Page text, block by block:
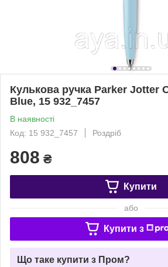
Кулькова ручка Parker Jotter
Blue, 15 932_7457
В наявності
Код: 15 932_7457
Роздріб
808 ₴
Купити
або
Купити з
Що таке купити з Пром?